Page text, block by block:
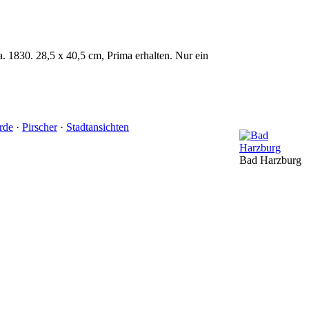
1830. 28,5 x 40,5 cm, Prima erhalten. Nur ein
· Pirscher· Stadtansichten
Bad Harzburg